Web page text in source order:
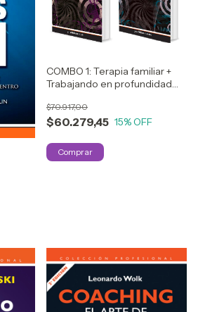
COMBO 1: Terapia familiar +
Trabajando en profundidad
$60.279,45
$70.917,00
15% OFF